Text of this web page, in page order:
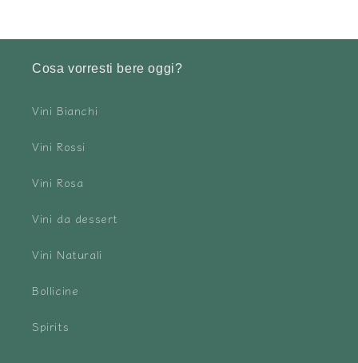
Cosa vorresti bere oggi?
Vini Bianchi
Vini Rossi
Vini Rosa
Vini da dessert
Vini Naturali
Bollicine
Spirits